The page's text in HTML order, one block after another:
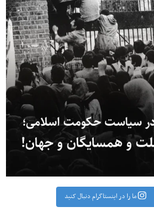
ما را در اینستاگرام دنبال کنید